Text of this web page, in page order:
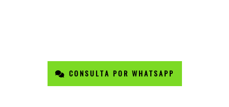
CONSULTA POR WHATSAPP